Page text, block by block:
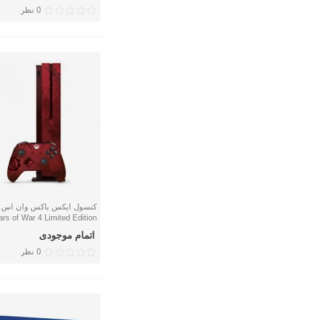
0 نظر
نمایش سریع
کنسول ایکس باکس وان اس
of War 4 Limited Edition
دوم)
اتمام موجودی
0 نظر